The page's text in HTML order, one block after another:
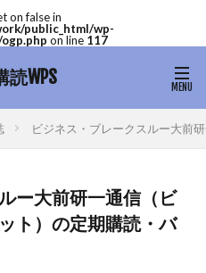
on false in
public_html/wp-
on line 117
WPS
ビジネス・ブレークスルー大前
ー大前研一通信（ビ
ト）の定期購読・バ